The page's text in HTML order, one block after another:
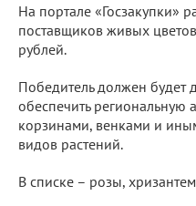
На портале «Госзакупки»
поставщиков живых
рублей.
Победитель должен будет
обеспечить региональную
корзинами, венками и
видов растений.
В списке – розы,